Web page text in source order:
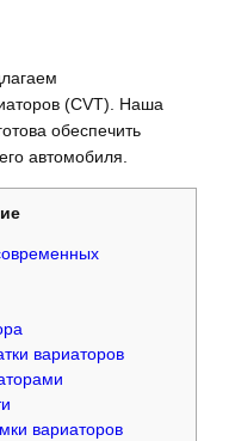
(CVT). Наша
обеспечить
автомобиля.
вариаторов
вариаторов